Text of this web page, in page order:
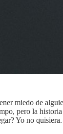
miedo de
pero la
Yo no